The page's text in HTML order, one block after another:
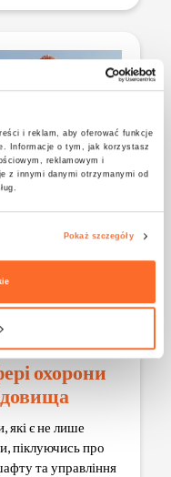
i reklam, aby oferować funkcje
Informacje o tym, jak korzystasz
reklamowym i
z innymi danymi otrzymanymi od
Pokaż szczegóły
охорони
які є не лише
піклуючись про
та управління